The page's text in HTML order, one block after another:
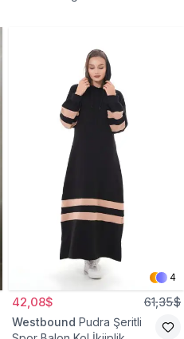
4
42,08$ 61,35$
Westbound Pudra Şeritli